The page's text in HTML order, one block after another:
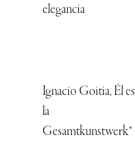
elegancia
Ignacio Goitia, Él es
la
Gesamtkunstwerk*